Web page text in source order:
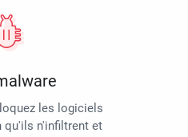
les logiciels
qu'ils n'infiltrent et